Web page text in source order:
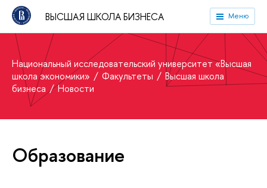
ВЫСШАЯ ШКОЛА БИЗНЕСА Меню
Национальный исследовательский университет «Высшая
школа экономики»
Факультеты
Высшая школа
бизнеса
Новости
Образование